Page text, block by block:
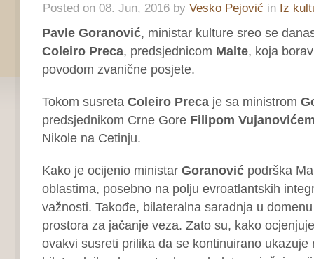
Posted on 08. Jun, 2016 by Vesko Pejović in Iz
Pavle Goranović, ministar kulture sreo se
Coleiro Preca, predsjednicom Malte, koja
povodom zvanične posjete.
Tokom susreta Coleiro Precaje sa ministrom
predsjednikom Crne Gore Filipom
Nikole na Cetinju.
Kako je ocijenio ministar Goranovićpodrška
oblastima, posebno na polju evroatlantskih
važnosti. Takođe, bilateralna saradnja u
prostora za jačanje veza. Zato su, kako
ovakvi susreti prilika da se kontinuirano ukazuje